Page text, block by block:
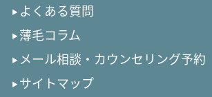
よくある質問
薄毛コラム
メール相談・カウンセリング予約
サイトマップ